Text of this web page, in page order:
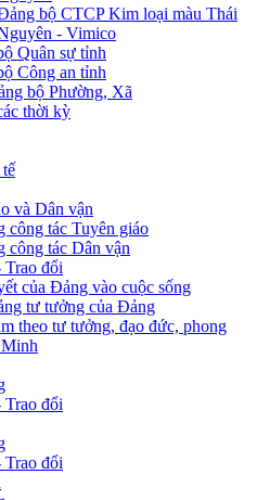
bộ CTCP Kim loại màu Thái
- Vimico
Quân sự tỉnh
Công an tỉnh
bộ Phường, Xã
thời kỳ
và Dân vận
công tác Tuyên giáo
công tác Dân vận
đổi
của Đảng vào cuộc sống
tư tưởng của Đảng
theo tư tưởng, đạo đức, phong
đổi
đổi